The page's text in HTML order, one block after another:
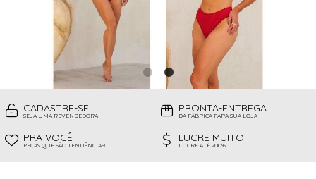
CADASTRE-SE
SEJA UMA REVENDEDORA
PRONTA-ENTREGA
DA FÁBRICA PARA SUA LOJA
PRA VOCÊ
PEÇAS QUE SÃO TENDÊNCIAS!
LUCRE MUITO
LUCRE ATÉ 200%